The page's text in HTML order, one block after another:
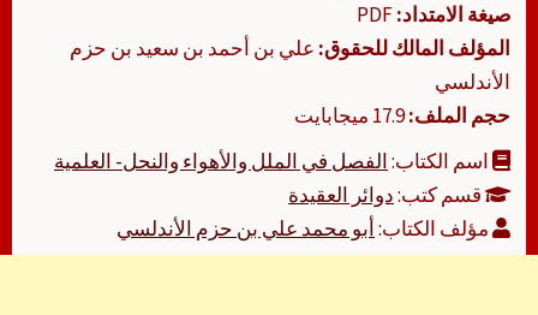
صيغة الامتداد:
المؤلف المالك للحقوق: علي بن أحمد بن سعيد بن حزم
الأندلسي
حجم الملف:17.9 ميجابايت
اسم الكتاب:الفصل في الملل والأهواء والنحل- العلمية
قسم كتب:دوائر العقيدة
مؤلف الكتاب:أبو محمد علي بن حزم الأندلسي